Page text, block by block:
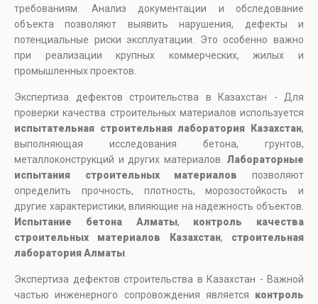
требованиям. Анализ документации и обследование
объекта позволяют выявить нарушения, дефекты и
потенциальные риски эксплуатации. Это особенно важно
при реализации крупных коммерческих, жилых и
промышленных проектов.
Экспертиза дефектов строительства в Казахстан - Для
проверки качества строительных материалов используется
испытательная строительная лаборатория Казахстан,
выполняющая исследования бетона, грунтов,
металлоконструкций и других материалов. Лабораторные
испытания строительных материалов позволяют
определить прочность, плотность, морозостойкость и
другие характеристики, влияющие на надежность объектов.
Испытание бетона Алматы, контроль качества
строительных материалов Казахстан, строительная
лаборатория Алматы
Экспертиза дефектов строительства в Казахстан - Важной
частью инженерного сопровождения является контроль